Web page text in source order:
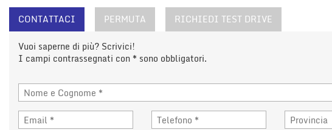
CONTATTACI PERMUTA
RICHIEDI TEST DRIVE
Vuoi saperne di più? Scrivici!
I campi contrassegnati con * sono obbligatori.
Cookie per il miglioramento dell'esperienza utente
Cookie analitici